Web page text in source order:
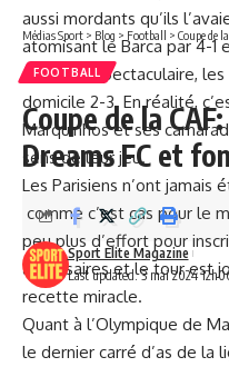
aussi mordants qu’ils
atomisant le Barca par 4-1
avait été spectaculaire, les
domicile 2-3. En réalité,
Marquinhos et ses
sens de leur jeu.
Les Parisiens n’ont jamais
comme c’est cas pour le
peu plus d’effort pour
adversaires et le tour est
recette miracle.
Quant à l’Olympique de
le dernier carré d’as de la
Médias Sport > Blog > Football > Coupe de
FOOTBALL
Coupe de la
Dreams FC et
Last updated: 3 mai 2024
Sport Elite Magazine